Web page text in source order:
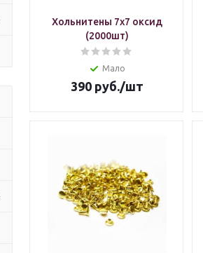
Хольнитены 7х7 оксид
(2000шт)
Мало
390руб./шт